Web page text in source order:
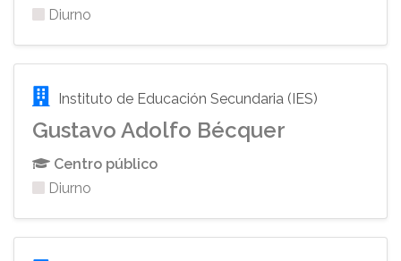
Diurno
Instituto de Educación Secundaria (IES)
Gustavo Adolfo Bécquer
Centro público
Diurno